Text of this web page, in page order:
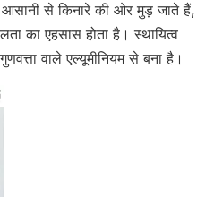
आसानी से किनारे की ओर मुड़ जाते हैं,
का एहसास होता है। स्थायित्व
वाले एल्यूमीनियम से बना है।